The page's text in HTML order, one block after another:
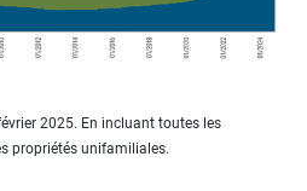
2025. En incluant toutes les
propriétés unifamiliales.